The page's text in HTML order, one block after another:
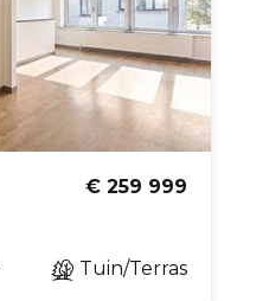
€ 259 999
Tuin/Terras